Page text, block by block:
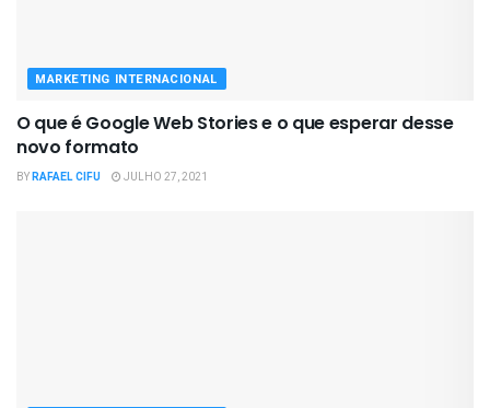
MARKETING INTERNACIONAL
O que é Google Web Stories e o que esperar desse
novo formato
BYRAFAEL CIFU JULHO 27, 2021